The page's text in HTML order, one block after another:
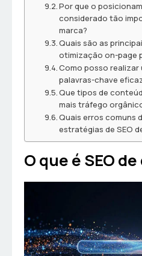
Por que o
considerado tão
marca?
Quais são as
otimização on-page
Como posso realizar
palavras-chave
Que tipos de
mais tráfego
Quais erros comuns
estratégias de SEO
O que é SEO